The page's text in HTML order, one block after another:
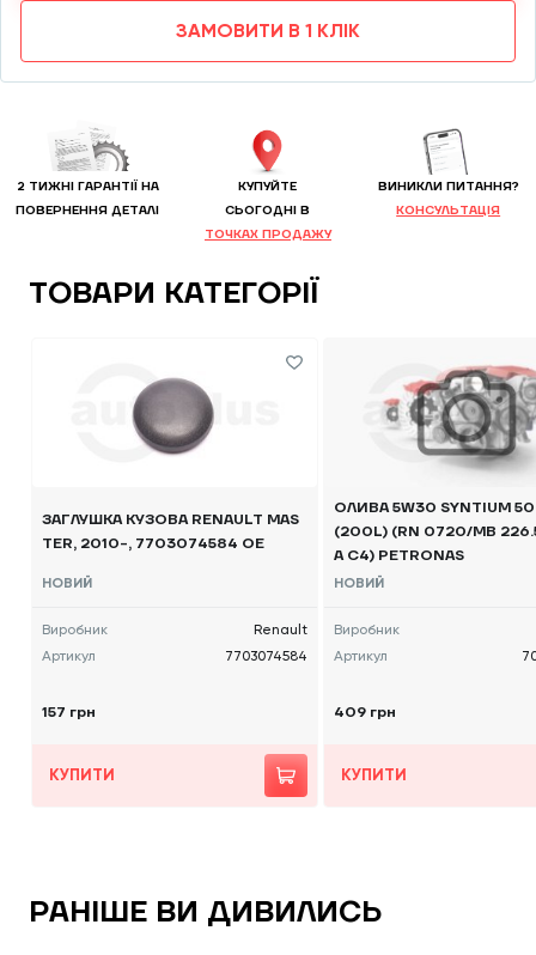
ЗАМОВИТИ В 1 КЛІК
2 ТИЖНІ ГАРАНТІЇ НА
ПОВЕРНЕННЯ ДЕТАЛІ
КУПУЙТЕ
CЬОГОДНІ В
ТОЧКАХ ПРОДАЖУ
ВИНИКЛИ ПИТАННЯ?
КОНСУЛЬТАЦІЯ
ТОВАРИ КАТЕГОРІЇ
ЗАГЛУШКА КУЗОВА RENAULT MAS
TER, 2010-, 7703074584 OE
НОВИЙ
Виробник
Renault
Артикул
7703074584
157 грн
КУПИТИ
ОЛИВА 5W30 SYNTIUM
(200L) (RN 0720/MB
A C4) PETRONAS
НОВИЙ
Виробник
Артикул
409 грн
КУПИТИ
РАНІШЕ ВИ ДИВИЛИСЬ